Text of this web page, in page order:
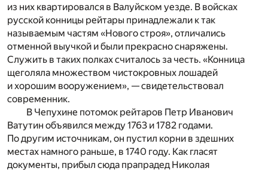
из них квартировался в Валуйском уезде. В войсках
русской конницы рейтары принадлежали к так
называемым частям «Нового строя», отличались
отменной выучкой и были прекрасно снаряжены.
Служить в таких полках считалось за честь. «Конница
щеголяла множеством чистокровных лошадей
и хорошим вооружением», — свидетельствовал
современник.
В Чепухине потомок рейтаров Петр Иванович
Ватутин объявился между 1763 и 1782 годами.
По другим источникам, он пустил корни в здешних
местах намного раньше, в 1740 году. Как гласят
документы, прибыл сюда прапрадед Николая